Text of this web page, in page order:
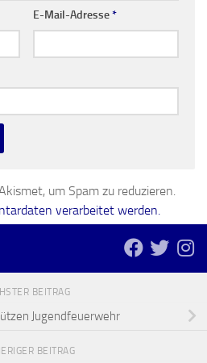
E-Mail-Adresse*
um Spam zu reduzieren.
verarbeitet werden.
BEITRAG
Jugendfeuerwehr
BEITRAG